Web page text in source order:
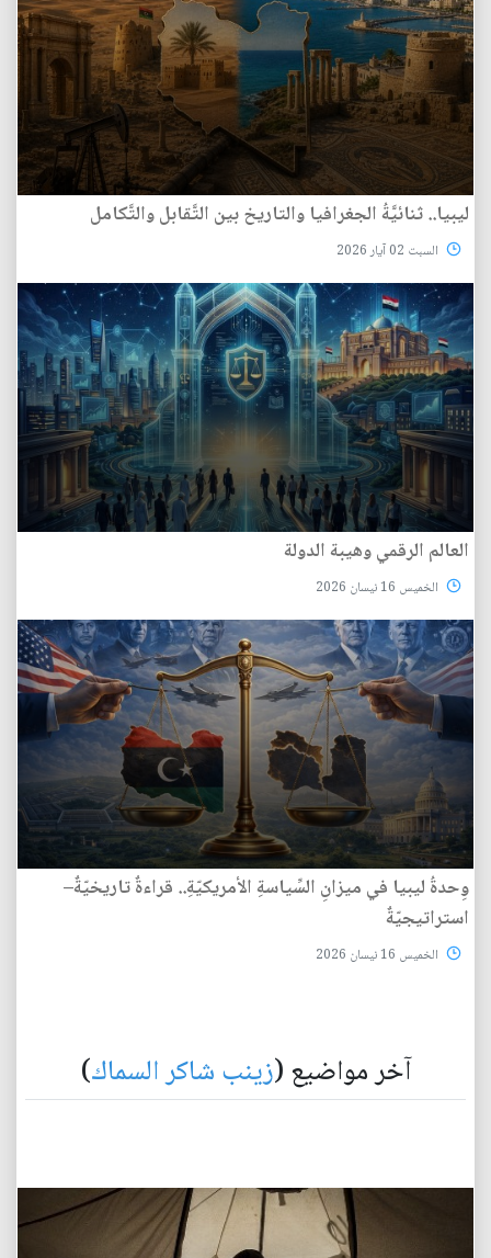
ليبيا.. ثنائيَّةُ الجغرافيا والتاريخ بين التَّقابل والتَّكامل
السبت 02 آيار 2026
العالم الرقمي وهيبة الدولة
الخميس 16 نيسان 2026
وِحدةُ ليبيا في ميزانِ السِّياسةِ الأمريكيّةِ.. قراءةٌ تاريخيّةٌ–
استراتيجيّةٌ
الخميس 16 نيسان 2026
آخر مواضيع (زينب شاكر السماك)